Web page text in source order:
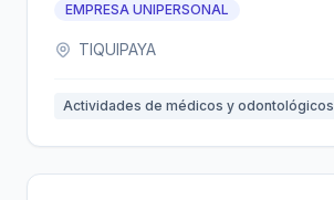
EMPRESA UNIPERSONAL
TIQUIPAYA
Actividades de médicos y odontológicos